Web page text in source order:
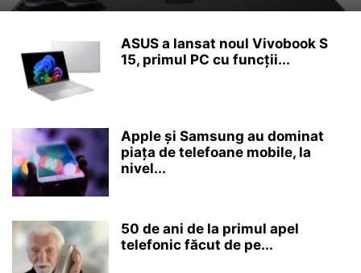
ASUS a lansat noul Vivobook S
15, primul PC cu funcții...
Apple și Samsung au dominat
piața de telefoane mobile, la
nivel...
50 de ani de la primul apel
telefonic făcut de pe...